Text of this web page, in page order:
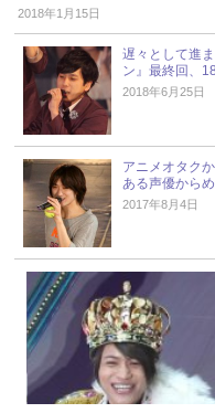
2018年1月15日
遅々として進
ン』最終回、
2018年6月25日
アニメオタク
ある声優から
2017年8月4日